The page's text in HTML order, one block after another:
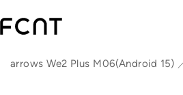
arrows We2 Plus M06(Android 15)